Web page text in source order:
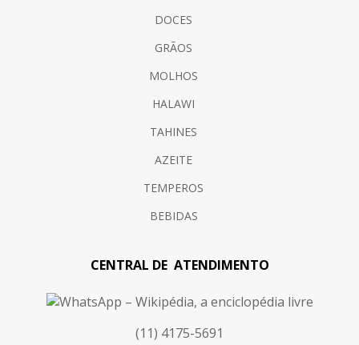
DOCES
GRÃOS
MOLHOS
HALAWI
TAHINES
AZEITE
TEMPEROS
BEBIDAS
CENTRAL DE ATENDIMENTO
(11) 4175-5691